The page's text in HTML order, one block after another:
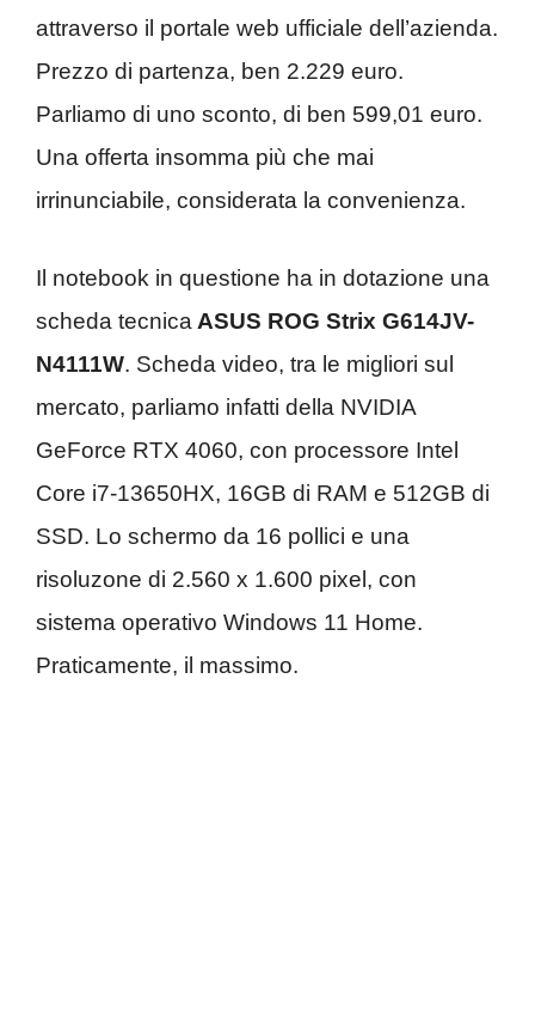
attraverso il portale web ufficiale dell’azienda.
Prezzo di partenza, ben 2.229 euro.
Parliamo di uno sconto, di ben 599,01 euro.
Una offerta insomma più che mai
irrinunciabile, considerata la convenienza.
Il notebook in questione ha in dotazione una
scheda tecnica ASUS ROG Strix G614JV-
N4111W. Scheda video, tra le migliori sul
mercato, parliamo infatti della NVIDIA
GeForce RTX 4060, con processore Intel
Core i7-13650HX, 16GB di RAM e 512GB di
SSD. Lo schermo da 16 pollici e una
risoluzone di 2.560 x 1.600 pixel, con
sistema operativo Windows 11 Home.
Praticamente, il massimo.